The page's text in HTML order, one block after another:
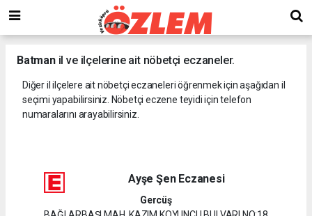
Batmanil ve ilçelerine ait nöbetçi eczaneler.
Diğer il ilçelere ait nöbetçi eczaneleri öğrenmek için aşağıdan il
seçimi yapabilirsiniz. Nöbetçi eczene teyidi için telefon
numaralarını arayabilirsiniz.
Ayşe Şen Eczanesi
Gercüş